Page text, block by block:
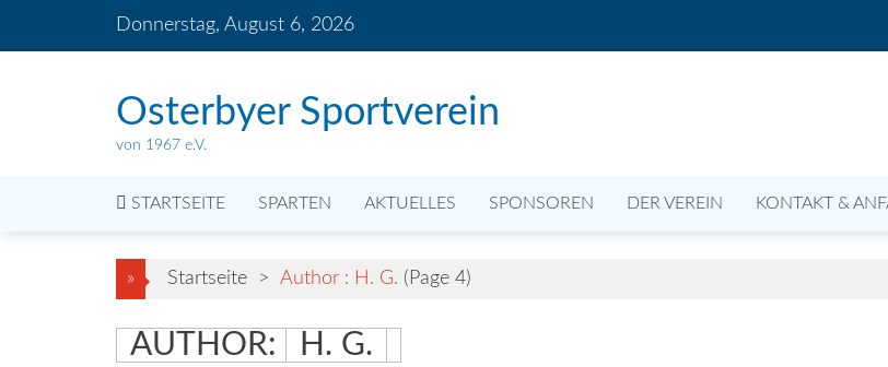
Donnerstag, August 6, 2026
Osterbyer Sportverein
von 1967 e.V.
STARTSEITE SPARTEN AKTUELLES SPONSOREN DER VEREIN KONTAKT &
» Startseite > Author : H. G. (Page 4)
AUTHOR: H. G.